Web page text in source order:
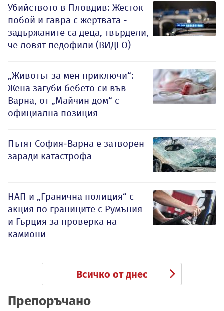
Убийството в Пловдив: Жесток
побой и гавра с жертвата -
задържаните са деца, твърдели,
че ловят педофили (ВИДЕО)
„Животът за мен приключи“:
Жена загуби бебето си във
Варна, от „Майчин дом“ с
официална позиция
Пътят София-Варна е затворен
заради катастрофа
НАП и „Гранична полиция“ с
акция по границите с Румъния
и Гърция за проверка на
камиони
Всичко от днес
Препоръчано